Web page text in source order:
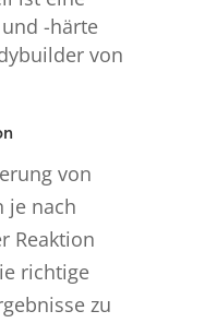
-härte
von
von
je nach
Reaktion
richtige
zu